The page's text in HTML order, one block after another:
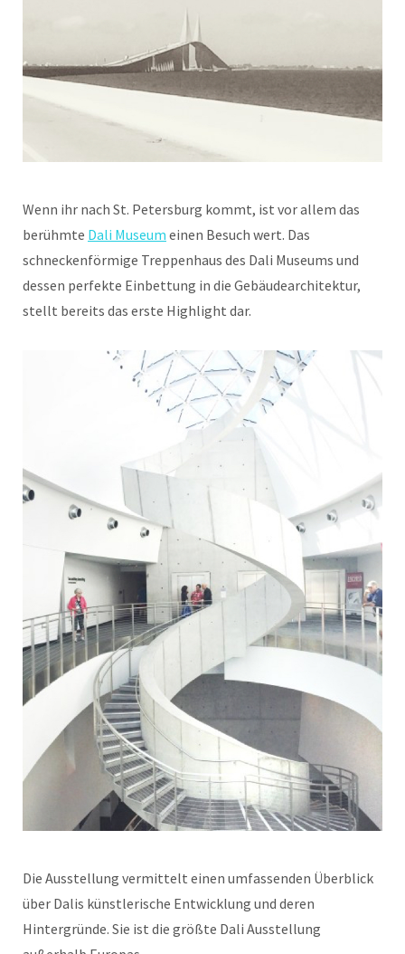
Wenn ihr nach St. Petersburg kommt, ist vor allem das
berühmte Dali Museum einen Besuch wert. Das
schneckenförmige Treppenhaus des Dali Museums und
dessen perfekte Einbettung in die Gebäudearchitektur,
stellt bereits das erste Highlight dar.
Die Ausstellung vermittelt einen umfassenden Überblick
über Dalis künstlerische Entwicklung und deren
Hintergründe. Sie ist die größte Dali Ausstellung